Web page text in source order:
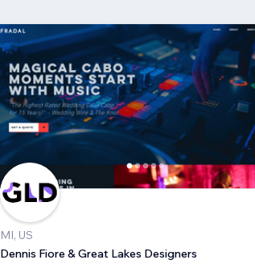
MI, US
Dennis Fiore & Great Lakes Designers